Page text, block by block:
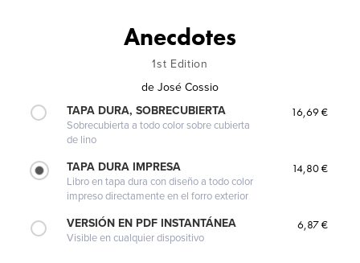
Anecdotes
1st Edition
de José Cossio
TAPA DURA, SOBRECUBIERTA
Sobrecubierta a todo color sobre cubierta
de lino
16,69 €
TAPA DURA IMPRESA
Libro en tapa dura con diseño a todo color
impreso directamente en el forro exterior
14,80 €
VERSIÓN EN PDF INSTANTÁNEA
Visible en cualquier dispositivo
6,87 €